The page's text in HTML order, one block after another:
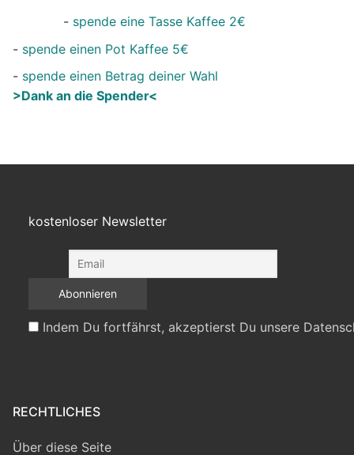
- spende eine Tasse Kaffee 2€
- spende einen Pot Kaffee 5€
- spende einen Betrag deiner Wahl
>Dank an die Spender<
kostenloser Newsletter
Indem Du fortfährst, akzeptierst Du unsere
RECHTLICHES
Über diese Seite